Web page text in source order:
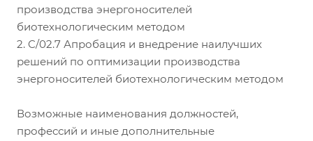
производства энергоносителей
биотехнологическим методом
2. C/02.7 Апробация и внедрение наилучших
решений по оптимизации производства
энергоносителей биотехнологическим методом
Возможные наименования должностей,
профессий и иные дополнительные